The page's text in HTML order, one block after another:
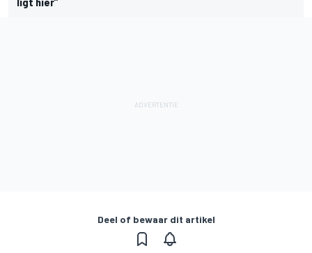
Deel of bewaar dit artikel